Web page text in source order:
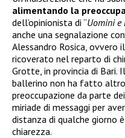
alimentando la
dell’opinionista di “Uomini e
anche una segnalazione
Alessandro Rosica,
ricoverato nel reparto di
Grotte, in provincia di Bari.
ballerino non ha fatto
preoccupazione da parte
miriade di messaggi per
distanza di qualche giorno
chiarezza.